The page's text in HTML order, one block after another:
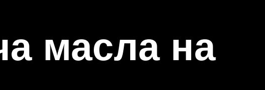
масла на